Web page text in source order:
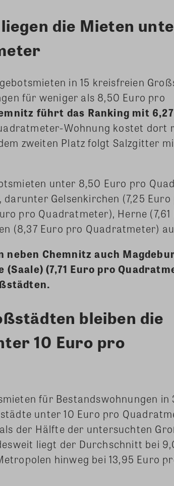
die Mieten
in 15 kreisfreien
für weniger als 8,50 Euro pro
führt das Ranking mit
Wohnung kostet dort
zweiten Platz folgt Salzgitter
unter 8,50 Euro pro
Gelsenkirchen (7,25 Euro
pro Quadratmeter), Herne (7,61
(8,37 Euro pro Quadratmeter)
Chemnitz auch
(7,71 Euro pro
bleiben die
10 Euro pro
für Bestandswohnungen in
unter 10 Euro pro
der Hälfte der untersuchten
liegt der Durchschnitt bei
hinweg bei 13,95 Euro